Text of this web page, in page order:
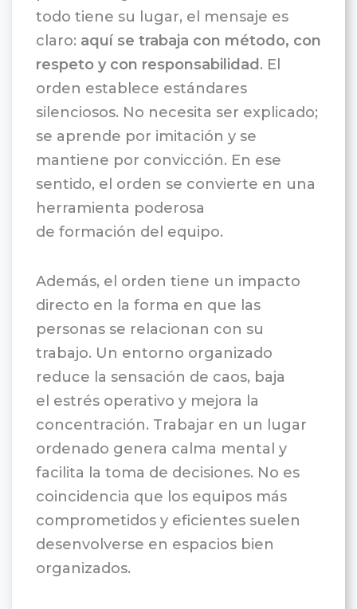
todo tiene su lugar, el mensaje es
claro: aquí se trabaja con método, con
respeto y con responsabilidad . El
orden establece estándares
silenciosos. No necesita ser explicado;
se aprende por imitación y se
mantiene por convicción. En ese
sentido, el orden se convierte en una
herramienta poderosa
de formación del equipo.
Además, el orden tiene un impacto
directo en la forma en que las
personas se relacionan con su
trabajo. Un entorno organizado
reduce la sensación de caos, baja
el estrés operativo y mejora la
concentración. Trabajar en un lugar
ordenado genera calma mental y
facilita la toma de decisiones. No es
coincidencia que los equipos más
comprometidos y eficientes suelen
desenvolverse en espacios bien
organizados.